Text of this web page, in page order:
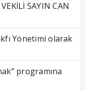
SAYIN CAN
Yönetimi olarak
programına